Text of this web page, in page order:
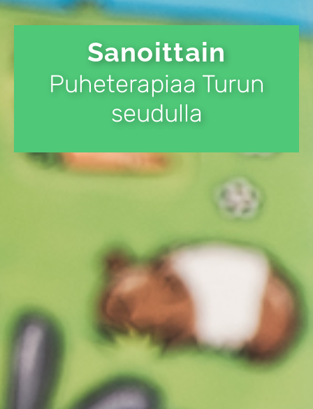
Sanoittain
Puheterapiaa Turun
seudulla